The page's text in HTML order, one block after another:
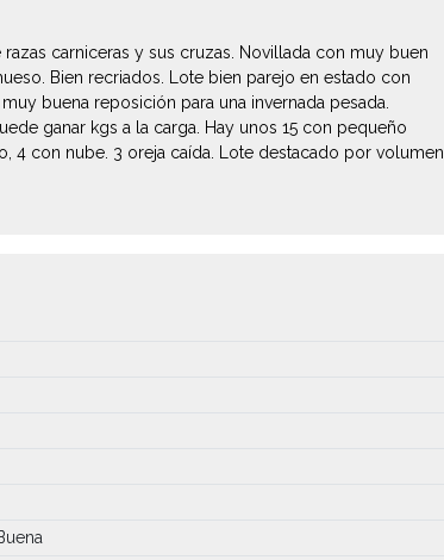
carniceras y sus cruzas. Novillada con muy buen
Bien recriados. Lote bien parejo en estado con
buena reposición para una invernada pesada.
ganar kgs a la carga. Hay unos 15 con pequeño
4 con nube. 3 oreja caída. Lote destacado por volumen